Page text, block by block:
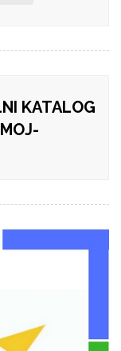
KATALOG